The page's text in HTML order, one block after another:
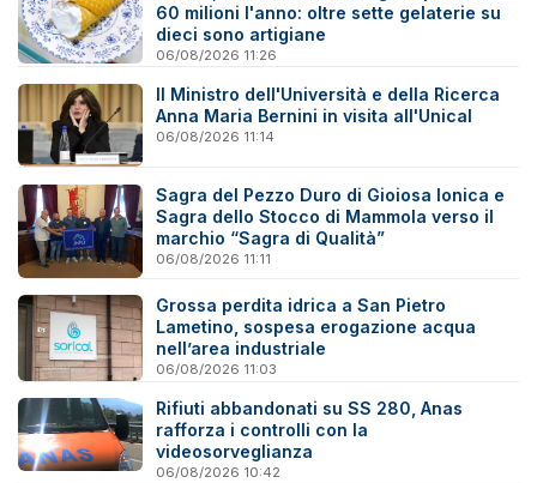
60 milioni l'anno: oltre sette gelaterie su
dieci sono artigiane
06/08/2026 11:26
Il Ministro dell'Università e della Ricerca
Anna Maria Bernini in visita all'Unical
06/08/2026 11:14
Sagra del Pezzo Duro di Gioiosa Ionica e
Sagra dello Stocco di Mammola verso il
marchio “Sagra di Qualità”
06/08/2026 11:11
Grossa perdita idrica a San Pietro
Lametino, sospesa erogazione acqua
nell’area industriale
06/08/2026 11:03
Rifiuti abbandonati su SS 280, Anas
rafforza i controlli con la
videosorveglianza
06/08/2026 10:42